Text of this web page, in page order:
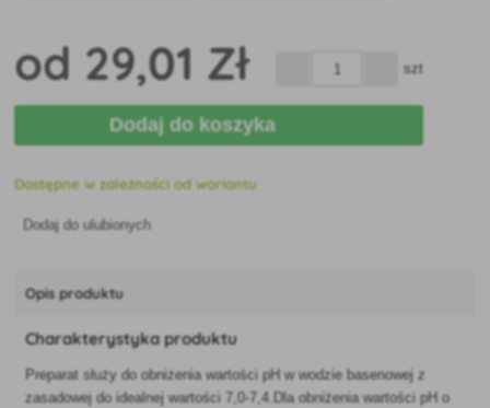
od 29,01 Zł szt
Dodaj do koszyka
Dostępne w zależności od wariantu
Dodaj do ulubionych
Opis produktu
Charakterystyka produktu
Preparat służy do obniżenia wartości pH w wodzie basenowej z
zasadowej do idealnej wartości 7,0-7,4.Dla obniżenia wartości pH o